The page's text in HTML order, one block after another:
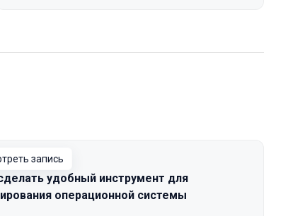
запись
удобный инструмент для
операционной системы